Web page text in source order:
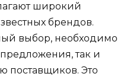
широкий
брендов.
выбор, необходимо
так и
поставщиков. Это